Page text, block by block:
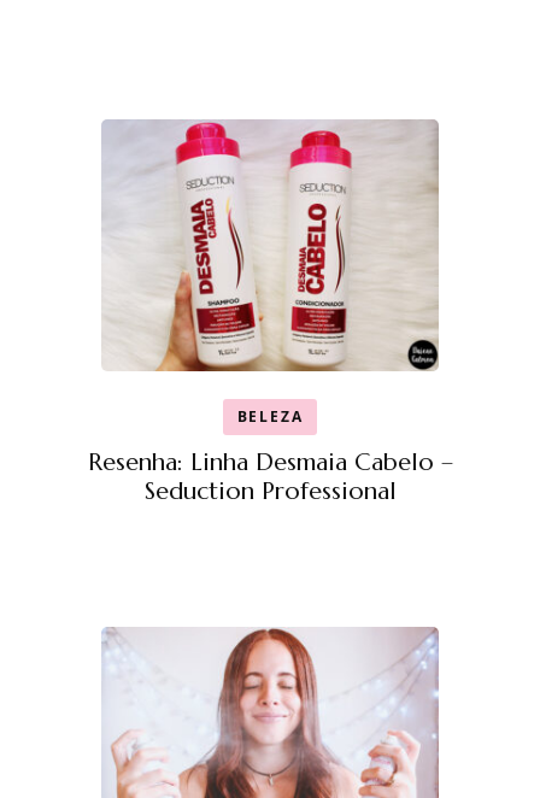
BELEZA
Resenha: Linha Desmaia Cabelo –
Seduction Professional